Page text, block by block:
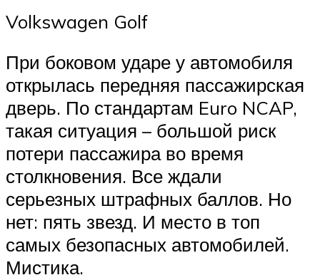
Volkswagen Golf
При боковом ударе у автомобиля
открылась передняя пассажирская
дверь. По стандартам Euro NCAP,
такая ситуация – большой риск
потери пассажира во время
столкновения. Все ждали
серьезных штрафных баллов. Но
нет: пять звезд. И место в топ
самых безопасных автомобилей.
Мистика.